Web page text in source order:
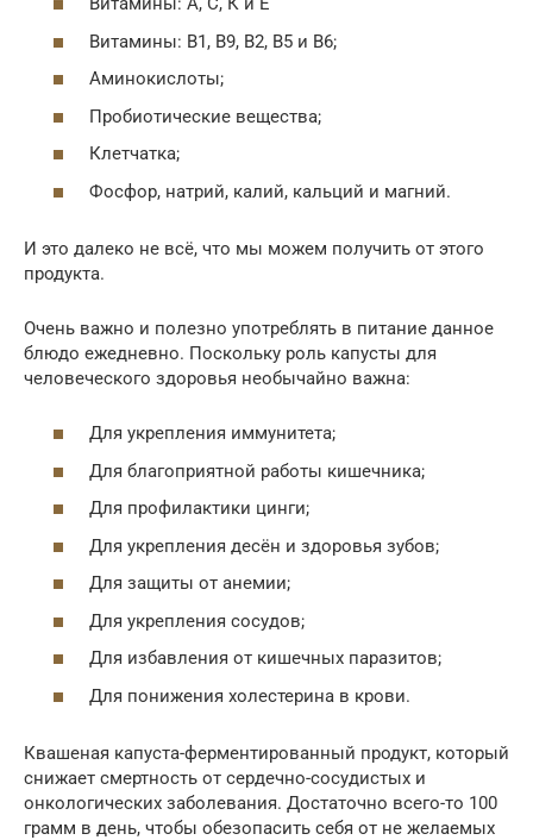
Витамины: В1, В9, В2, В5 и В6;
Аминокислоты;
Пробиотические вещества;
Клетчатка;
Фосфор, натрий, калий, кальций и магний.
И это далеко не всё, что мы можем получить от этого
продукта.
Очень важно и полезно употреблять в питание данное
блюдо ежедневно. Поскольку роль капусты для
человеческого здоровья необычайно важна:
Для укрепления иммунитета;
Для благоприятной работы кишечника;
Для профилактики цинги;
Для укрепления десён и здоровья зубов;
Для защиты от анемии;
Для укрепления сосудов;
Для избавления от кишечных паразитов;
Для понижения холестерина в крови.
Квашеная капуста-ферментированный продукт, который
снижает смертность от сердечно-сосудистых и
онкологических заболевания. Достаточно всего-то 100
грамм в день, чтобы обезопасить себя от не желаемых